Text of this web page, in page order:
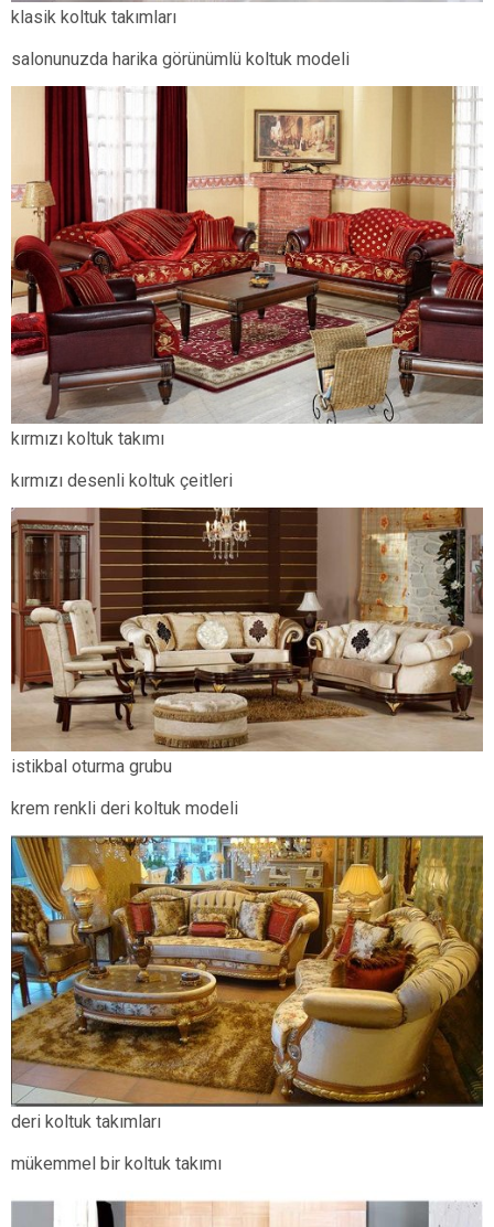
klasik koltuk takımları
salonunuzda harika görünümlü koltuk modeli
kırmızı koltuk takımı
kırmızı desenli koltuk çeitleri
istikbal oturma grubu
krem renkli deri koltuk modeli
deri koltuk takımları
mükemmel bir koltuk takımı